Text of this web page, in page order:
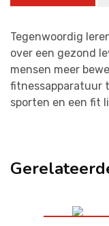
Tegenwoordig
over een gezond
mensen meer
fitnessapparatuur
sporten en een fit